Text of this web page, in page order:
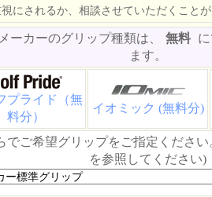
にされるか、相談させていただくことが
ーカーのグリップ種類は、 無料
ます。
プライド（無
料分）
イオミック (無料分)
でご希望グリップをご指定くださ
を参照してください)